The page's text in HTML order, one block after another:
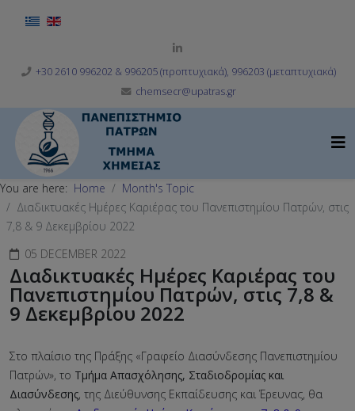
Select your language
+30 2610 996202 & 996205 (προπτυχιακά), 996203 (μεταπτυχιακά)
chemsecr@upatras.gr
You are here: Home
Month's Topic
Διαδικτυακές Ημέρες Καριέρας του Πανεπιστημίου Πατρών, στις
7,8 & 9 Δεκεμβρίου 2022
05 DECEMBER 2022
Διαδικτυακές Ημέρες Καριέρας του
Πανεπιστημίου Πατρών, στις 7,8 &
9 Δεκεμβρίου 2022
Στο πλαίσιο της Πράξης «Γραφείο Διασύνδεσης Πανεπιστημίου
Πατρών», το Τμήμα Απασχόλησης, Σταδιοδρομίας και
Διασύνδεσης, της Διεύθυνσης Εκπαίδευσης και Έρευνας, θα